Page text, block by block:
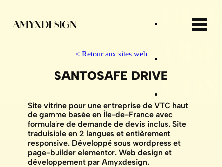
AMYXDESIGN
< Retour aux sites web
SANTOSAFE DRIVE
Site vitrine pour une entreprise de VTC haut
de gamme basée en Île-de-France avec
formulaire de demande de devis inclus. Site
traduisible en 2 langues et entièrement
responsive. Développé sous wordpress et
page-builder elementor. Web design et
développement par Amyxdesign.